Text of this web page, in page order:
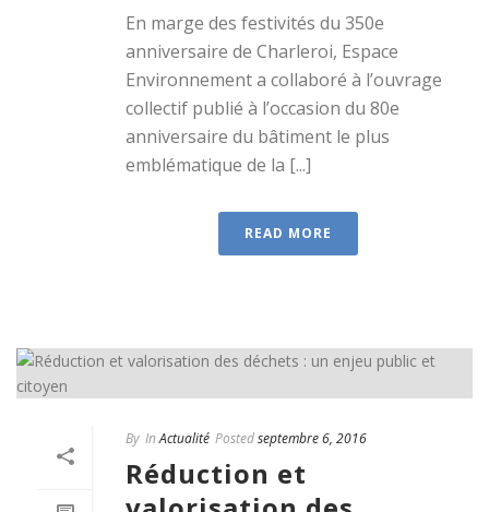
En marge des festivités du 350e
anniversaire de Charleroi, Espace
Environnement a collaboré à l’ouvrage
collectif publié à l’occasion du 80e
anniversaire du bâtiment le plus
emblématique de la [...]
READ MORE
By In Actualité Postedseptembre 6, 2016
Réduction et